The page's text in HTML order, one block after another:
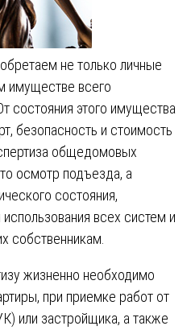
не только личные
имуществе всего
состояния этого имущества
безопасность и стоимость
общедомовых
осмотр подъезда, а
состояния,
всех систем и
собственникам.
жизненно необходимо
при приемке работ от
или застройщика, а также